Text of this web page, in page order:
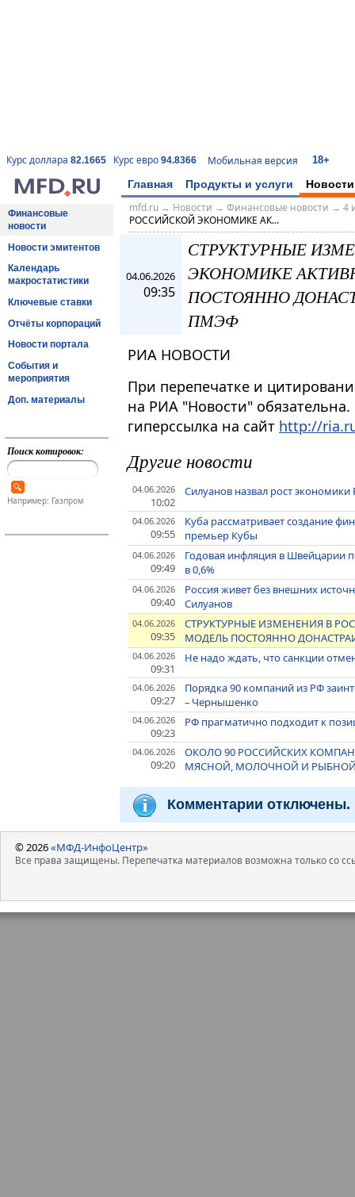
Курс доллара 82.1665 Курс евро 94.8366 Мобильная версия 18+
Главная Продукты и услуги Новости
Финансовые
новости
Новости эмитентов
Календарь
макростатистики
Ключевые ставки
Отчёты корпораций
Новости портала
События и
мероприятия
Доп. материалы
Поиск котировок:
Например: Газпром
mfd.ru→ Новости → Финансовые новости → 4
РОССИЙСКОЙ ЭКОНОМИКЕ АК...
04.06.2026
09:35
СТРУКТУРНЫЕ
ЭКОНОМИКЕ
ПОСТОЯННО
ПМЭФ
РИА НОВОСТИ
При перепечатке и
на РИА "Новости"
гиперссылка на сайт http://
Другие новости
04.06.2026
10:02
Силуанов назвал рост
04.06.2026
09:55
Куба рассматривает создание
премьер Кубы
04.06.2026
09:49
Годовая инфляция в Швейцарии
в 0,6%
04.06.2026
09:40
Россия живет без внешних
Силуанов
04.06.2026
09:35
СТРУКТУРНЫЕ ИЗМЕНЕНИЯ В
МОДЕЛЬ ПОСТОЯННО
04.06.2026
09:31
Не надо ждать, что санкции
04.06.2026
09:27
Порядка 90 компаний из РФ
– Чернышенко
04.06.2026
09:23
РФ прагматично подходит к
04.06.2026
09:20
ОКОЛО 90 РОССИЙСКИХ
МЯСНОЙ, МОЛОЧНОЙ И
Комментарии отключены.
© 2026«МФД-ИнфоЦентр»
Все права защищены. Перепечатка материалов возможна только со